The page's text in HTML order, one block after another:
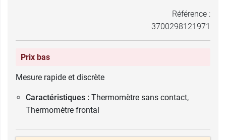
Référence :
3700298121971
Prix bas
Mesure rapide et discrète
Caractéristiques : Thermomètre sans contact,
Thermomètre frontal